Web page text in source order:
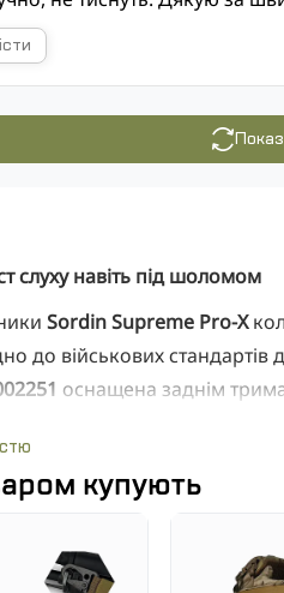
слуху навіть під шоломом
Sordin Supreme Pro-X
до військових
оснащена заднім
зниження гучних
навушників Sordin
слуху:
купують